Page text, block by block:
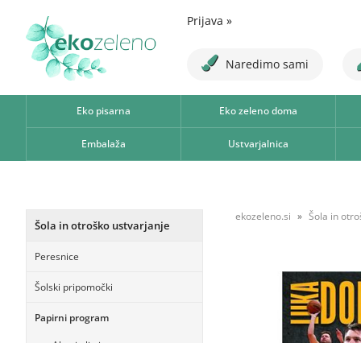
Prijava »
Naredimo sami
Eko pisarna Eko zeleno doma
Embalaža Ustvarjalnica
Šola in otroško ustvarjanje
Peresnice
Šolski pripomočki
Papirni program
ekozeleno.si Šola in